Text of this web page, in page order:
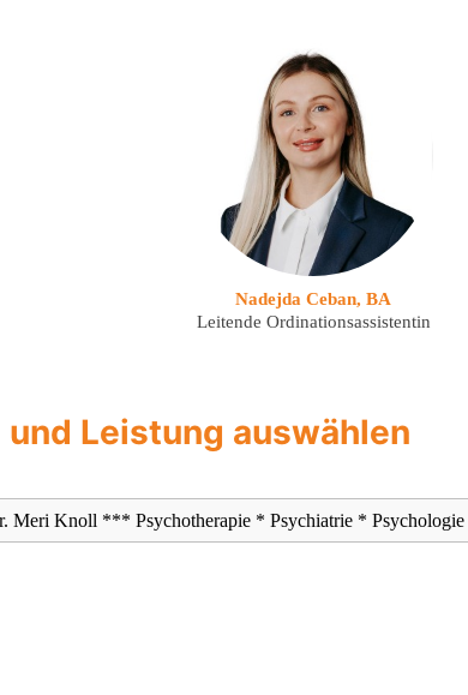
Nadejda Ceban, BA
Leitende Ordinationsassistentin
Leistung auswählen